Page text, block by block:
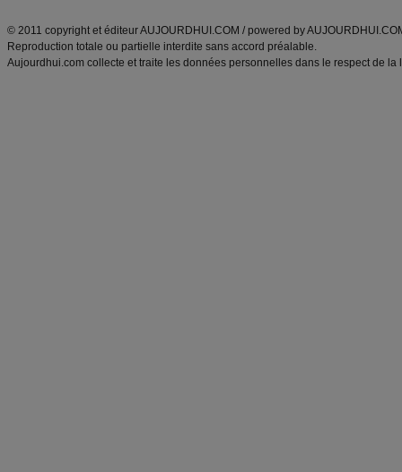
© 2011 copyright et éditeur AUJOURDHUI.COM / powered by
Reproduction totale ou partielle interdite sans accord préalable.
Aujourdhui.com collecte et traite les données personnelles dans le respect de